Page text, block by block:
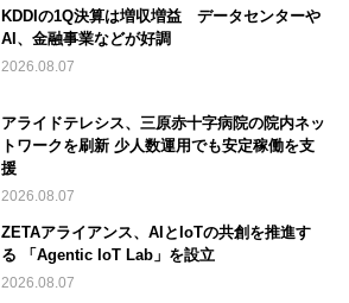
KDDIの1Q決算は増収増益 データセンターや
AI、金融事業などが好調
2026.08.07
アライドテレシス、三原赤十字病院の院内ネッ
トワークを刷新 少人数運用でも安定稼働を支
援
2026.08.07
ZETAアライアンス、AIとIoTの共創を推進す
る 「Agentic IoT Lab」を設立
2026.08.07